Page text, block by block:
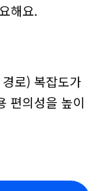
해요.
로) 복잡도가
편의성을 높이